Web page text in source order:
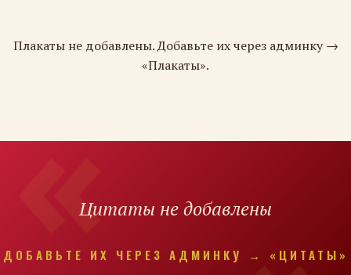
Плакаты не добавлены. Добавьте их через админку →
«Плакаты».
Цитаты не добавлены
ДОБАВЬТЕ ИХ ЧЕРЕЗ АДМИНКУ → «ЦИТАТЫ»